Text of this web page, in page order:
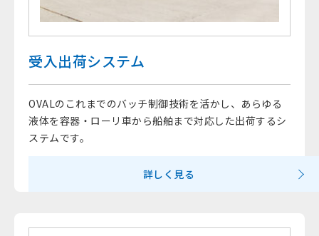
受入出荷システム
OVALのこれまでのバッチ制御技術を活かし、あらゆる
液体を容器・ローリ車から船舶まで対応した出荷するシ
ステムです。
詳しく見る